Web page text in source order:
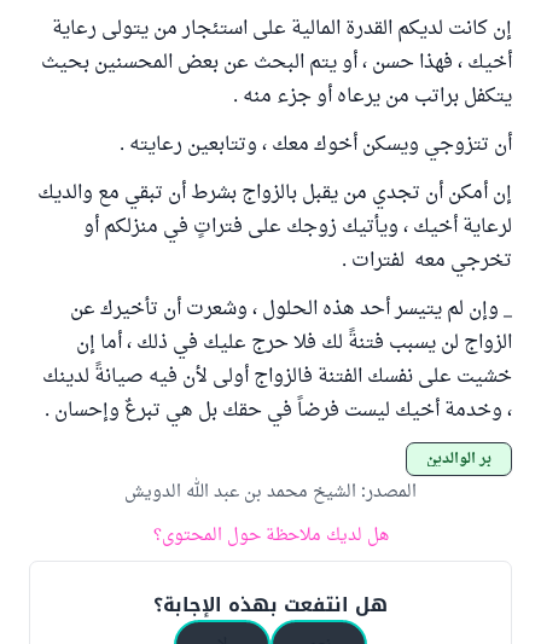
إن كانت لديكم القدرة المالية على استئجار من يتولى رعاية
أخيك ، فهذا حسن ، أو يتم البحث عن بعض المحسنين بحيث
يتكفل براتب من يرعاه أو جزء منه .
أن تتزوجي ويسكن أخوك معك ، وتتابعين رعايته .
إن أمكن أن تجدي من يقبل بالزواج بشرط أن تبقي مع والديك
لرعاية أخيك ، ويأتيك زوجك على فتراتٍ في منزلكم أو
تخرجي معه لفترات .
_ وإن لم يتيسر أحد هذه الحلول ، وشعرت أن تأخيرك عن
الزواج لن يسبب فتنةً لك فلا حرج عليك في ذلك ، أما إن
خشيت على نفسك الفتنة فالزواج أولى لأن فيه صيانةً لدينك
، وخدمة أخيك ليست فرضاً في حقك بل هي تبرعٌ وإحسان .
بر الوالدين
المصدر: الشيخ محمد بن عبد الله الدويش
هل لديك ملاحظة حول المحتوى؟
هل انتفعت بهذه الإجابة؟